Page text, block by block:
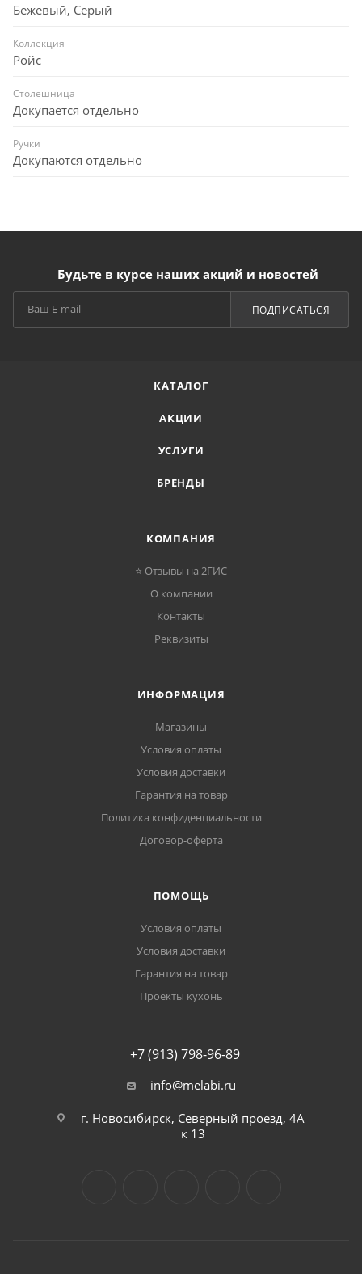
Бежевый, Серый
Коллекция
Ройс
Столешница
Докупается отдельно
Ручки
Докупаются отдельно
Будьте в курсе наших акций и новостей
ПОДПИСАТЬСЯ
КАТАЛОГ
АКЦИИ
УСЛУГИ
БРЕНДЫ
КОМПАНИЯ
⭐ Отзывы на 2ГИС
О компании
Контакты
Реквизиты
ИНФОРМАЦИЯ
Магазины
Условия оплаты
Условия доставки
Гарантия на товар
Политика конфиденциальности
Договор-оферта
ПОМОЩЬ
Условия оплаты
Условия доставки
Гарантия на товар
Проекты кухонь
+7 (913) 798-96-89
info@melabi.ru
г. Новосибирск, Северный проезд, 4А
к 13